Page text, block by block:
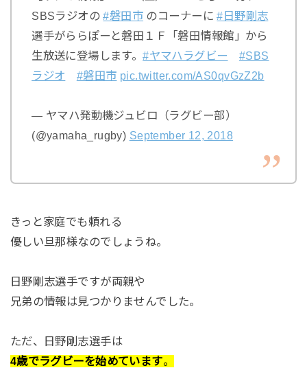
SBSラジオの#磐田市 のコーナーに#日野剛志
選手がららぽーと磐田１Ｆ「磐田情報館」から
生放送に登場します。#ヤマハラグビー
#SBS
ラジオ
#磐田市 pic.twitter.com/AS0qvGzZ2b
— ヤマハ発動機ジュビロ（ラグビー部）
(@yamaha_rugby) September 12, 2018
きっと家庭でも頼れる
優しい旦那様なのでしょうね。
日野剛志選手ですが両親や
兄弟の情報は見つかりませんでした。
ただ、日野剛志選手は
4歳でラグビーを始めています。